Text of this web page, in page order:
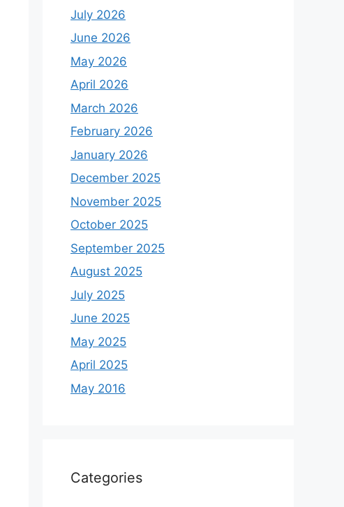
July 2026
June 2026
May 2026
April 2026
March 2026
February 2026
January 2026
December 2025
November 2025
October 2025
September 2025
August 2025
July 2025
June 2025
May 2025
April 2025
May 2016
Categories